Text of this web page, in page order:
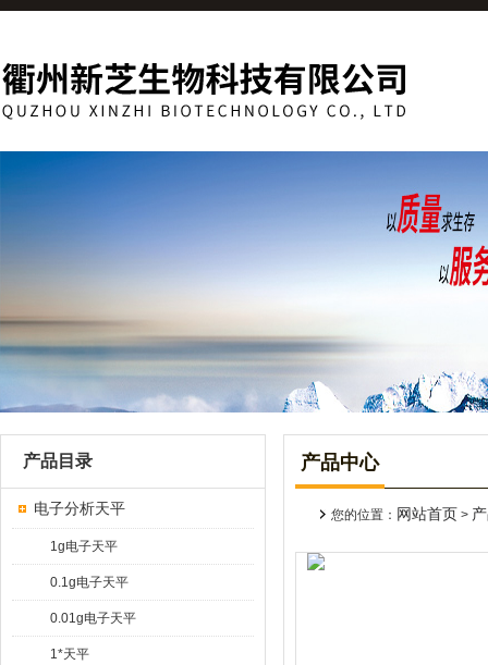
产品目录
电子分析天平
1g电子天平
0.1g电子天平
0.01g电子天平
1*天平
产品中心
您的位置： 网站首页 >